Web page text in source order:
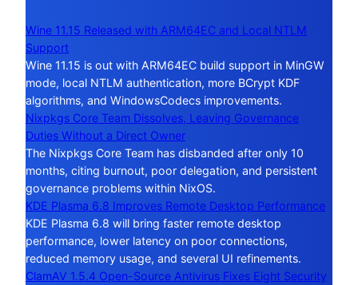
Wine 11.15 Released with ARM64EC and Local NTLM
Support
Wine 11.15 is out with ARM64EC build support in MinGW
mode, local NTLM authentication, more BCrypt KDF
algorithms, and WindowsCodecs improvements.
Nixpkgs Core Team Dissolves, Leaving Governance
Duties Without a Direct Owner
The Nixpkgs Core Team has disbanded after only 10
months, citing burnout, poor delegation, and persistent
governance problems within NixOS.
KDE Plasma 6.8 Improves Remote Desktop Performance
KDE Plasma 6.8 will bring faster remote desktop
performance, lower latency on poor connections,
reduced memory usage, and several UI refinements.
ClamAV 1.5.4 Open-Source Antivirus Fixes Eight Security